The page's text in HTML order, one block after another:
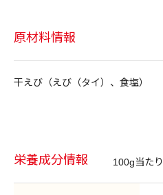
原材料情報
干えび（えび（タイ）、食塩）
栄養成分情報 100g当たり